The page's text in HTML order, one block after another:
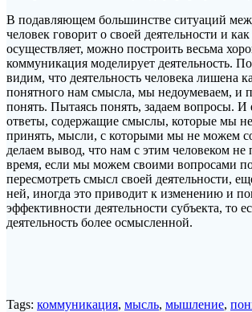
В подавляющем большинстве ситуаций
человек говорит о своей деятельности и
осуществляет, можно построить весьма
коммуникация моделирует деятельность.
видим, что деятельность человека лишена
понятного нам смысла, мы недоумеваем, и
понять. Пытаясь понять, задаем вопросы.
ответы, содержащие смыслы, которые мы
принять, мысли, с которыми мы не можем
делаем вывод, что нам с этим человеком
время, если мы можем своими вопросами
пересмотреть смысл своей деятельности,
ней, иногда это приводит к изменению и
эффективности деятельности субъекта, то
деятельность более осмысленной.
Tags: коммуникация, мысль, мышление,